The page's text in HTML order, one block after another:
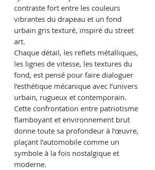
contraste fort entre les couleurs
vibrantes du drapeau et un fond
urbain gris texturé, inspiré du street
art.
Chaque détail, les reflets métalliques,
les lignes de vitesse, les textures du
fond, est pensé pour faire dialoguer
l’esthétique mécanique avec l’univers
urbain, rugueux et contemporain.
Cette confrontation entre patriotisme
flamboyant et environnement brut
donne toute sa profondeur à l’œuvre,
plaçant l’automobile comme un
symbole à la fois nostalgique et
moderne.